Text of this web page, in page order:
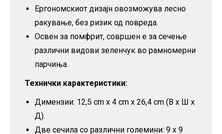
Ергономскиот дизајн овозможува лесно
ракување, без ризик од повреда.
Освен за помфрит, совршен е за сечење
различни видови зеленчук во рамномерни
парчиња.
Технички карактеристики:
Димензии: 12,5 cm х 4 cm х 26,4 cm (В х Ш х
Д).
Две сечила со различни големини: 9 x 9